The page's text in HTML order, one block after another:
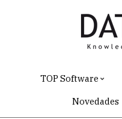
TOP Software
Novedades